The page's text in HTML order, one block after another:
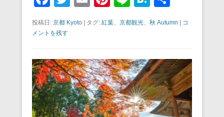
a
c
b
o
o
k
tt
m
ail
nt
er
st
n
e
at
e
a
投稿日: 京都 Kyoto | タグ: 紅葉 京都観光 秋 Autumn | コ
メントを残す